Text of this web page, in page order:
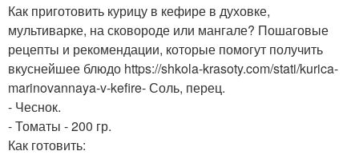
Как приготовить курицу в кефире в духовке,
мультиварке, на сковороде или мангале? Пошаговые
рецепты и рекомендации, которые помогут получить
вкуснейшее блюдо https://shkola-krasoty.com/stati/kurica-
marinovannaya-v-kefire- Соль, перец.
- Чеснок.
- Томаты - 200 гр.
Как готовить: